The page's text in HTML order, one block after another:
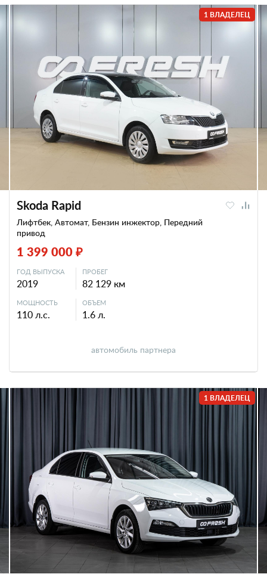
1 ВЛАДЕЛЕЦ
Skoda Rapid
Лифтбек, Автомат, Бензин инжектор, Передний
привод
1 399 000 ₽
ГОД ВЫПУСКА
2019
ПРОБЕГ
82 129 км
МОЩНОСТЬ
110 л.с.
ОБЪЕМ
1.6 л.
автомобиль партнера
1 ВЛАДЕЛЕЦ